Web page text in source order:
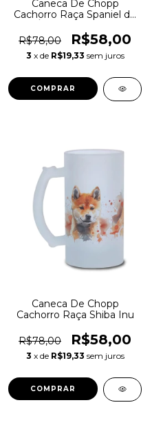
Caneca De Chopp
Cachorro Raça Spaniel de
R$78,00
R$58,00
3 x de R$19,33 sem juros
Caneca De Chopp
Cachorro Raça Shiba Inu
R$78,00 R$58,00
3 x de R$19,33 sem juros